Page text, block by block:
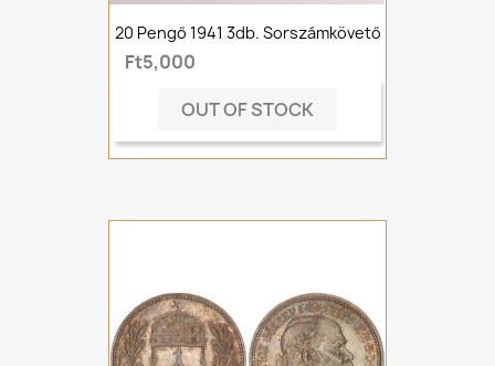
20 Pengő 1941 3db. Sorszámkövető
Ft5,000
OUT OF STOCK